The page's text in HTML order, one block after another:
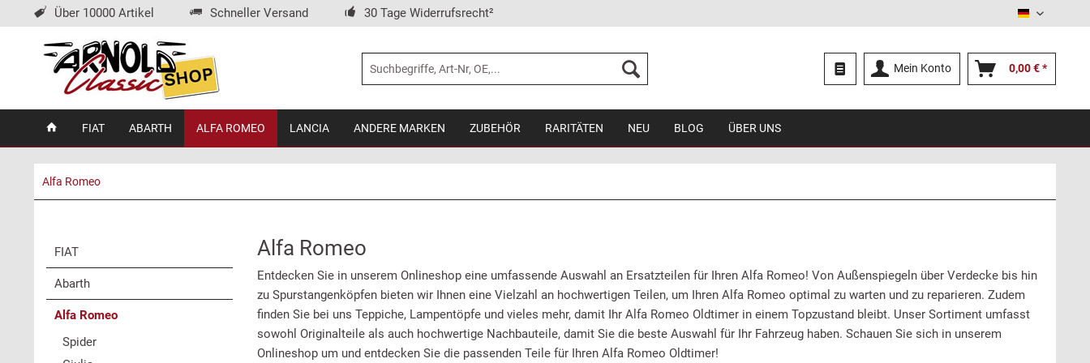
Über 10000 Artikel Schneller Versand 30 Tage Widerrufsrecht² Deutsch
Mein Konto 0,00 € *
FIAT ABARTH ALFA ROMEO LANCIA ANDERE MARKEN ZUBEHÖR RARITÄTEN NEU BLOG ÜBER UNS
Alfa Romeo
FIAT
Abarth
Alfa Romeo
Spider
Alfa Romeo
Entdecken Sie in unserem Onlineshop eine umfassende Auswahl an Ersatzteilen für Ihren Alfa Romeo! Von Außenspiegeln über Verdecke bis hin
zu Spurstangenköpfen bieten wir Ihnen eine Vielzahl an hochwertigen Teilen, um Ihren Alfa Romeo optimal zu warten und zu reparieren. Zudem
finden Sie bei uns Teppiche, Lampentöpfe und vieles mehr, damit Ihr Alfa Romeo Oldtimer in einem Topzustand bleibt. Unser Sortiment umfasst
sowohl Originalteile als auch hochwertige Nachbauteile, damit Sie die beste Auswahl für Ihr Fahrzeug haben. Schauen Sie sich in unserem
Onlineshop um und entdecken Sie die passenden Teile für Ihren Alfa Romeo Oldtimer!